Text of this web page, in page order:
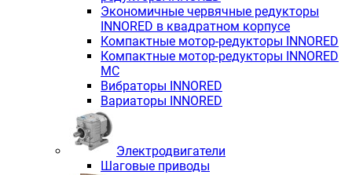
Экономичные червячные редукторы
INNORED в квадратном корпусе
Компактные мотор-редукторы INNORED
Компактные мотор-редукторы INNORED
MC
Вибраторы INNORED
Вариаторы INNORED
Электродвигатели
Шаговые приводы